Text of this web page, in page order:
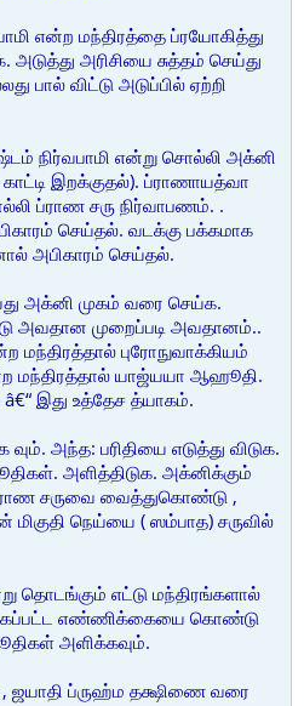
என்ற மந்திரத்தை ப்ரயோகித்து
அரிசியை சுத்தம் செய்து
விட்டு அடுப்பில் ஏற்றி
நிர்வபாமி என்று சொல்லி அக்னி
இறக்குதல்). ப்ராணாயத்வா
ப்ராண சரு நிர்வாபணம். .
செய்தல். வடக்கு பக்கமாக
அபிகாரம் செய்தல்.
அக்னி முகம் வரை செய்க.
அவதான முறைப்படி அவதானம்..
புரோநுவாக்கியம்
மந்திரத்தால் யாஜ்யயா ஆஹூதி.
இது உத்தேச த்யாகம்.
அந்த: பரிதியை எடுத்து விடுக.
அளித்திடுக. அக்னிக்கும்
சருவை வைத்துகொண்டு ,
நெய்யை ( ஸம்பாத) சருவில்
தொடங்கும் எட்டு மந்திரங்களால்
எண்ணிக்கையை கொண்டு
அளிக்கவும்.
ப்ருஹ்ம தக்ஷிணை வரை